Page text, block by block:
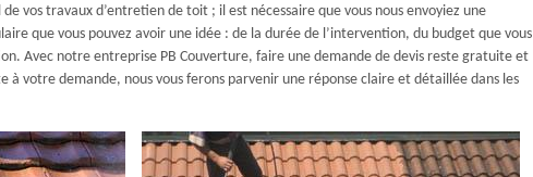
vos travaux d’entretien de toit ; il est nécessaire que vous nous envoyiez une
que vous pouvez avoir une idée : de la durée de l’intervention, du budget que vous
Avec notre entreprise PB Couverture, faire une demande de devis reste gratuite et
à votre demande, nous vous ferons parvenir une réponse claire et détaillée dans les